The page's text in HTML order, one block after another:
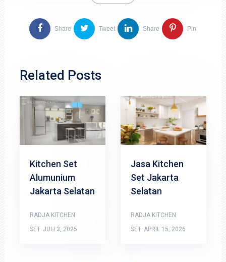
Share Tweet Share Pin
Related Posts
Kitchen Set
Alumunium
Jakarta Selatan
RADJA KITCHEN
SET JULI 3, 2025
Jasa Kitchen
Set Jakarta
Selatan
RADJA KITCHEN
SET APRIL 15, 2026